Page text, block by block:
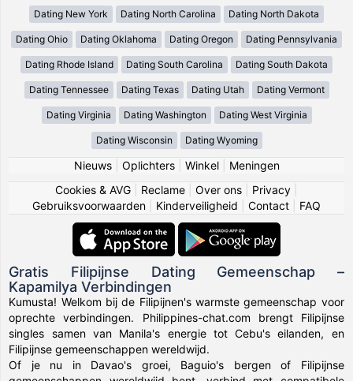
Dating New York Dating North Carolina Dating North Dakota
Dating Ohio Dating Oklahoma Dating Oregon Dating Pennsylvania
Dating Rhode Island Dating South Carolina Dating South Dakota
Dating Tennessee Dating Texas Dating Utah Dating Vermont
Dating Virginia Dating Washington Dating West Virginia
Dating Wisconsin Dating Wyoming
Nieuws| Oplichters| Winkel| Meningen
Cookies & AVG
Reclame Over ons Privacy
Gebruiksvoorwaarden
Kinderveiligheid Contact FAQ
Gratis Filipijnse Dating Gemeenschap –
Kapamilya Verbindingen
Kumusta! Welkom bij de Filipijnen's warmste gemeenschap voor
oprechte verbindingen. Philippines-chat.com brengt Filipijnse
singles samen van Manila's energie tot Cebu's eilanden, en
Filipijnse gemeenschappen wereldwijd.
Of je nu in Davao's groei, Baguio's bergen of Filipijnse